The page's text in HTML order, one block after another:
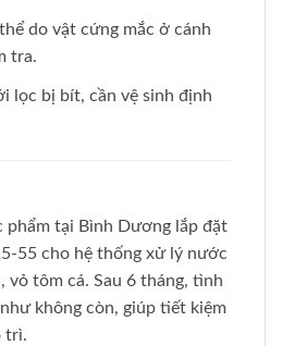
do vật cứng mắc ở cánh
tra.
lọc bị bít, cần vệ sinh định
phẩm tại Bình Dương lắp đặt
55 cho hệ thống xử lý nước
vỏ tôm cá. Sau 6 tháng, tình
không còn, giúp tiết kiệm
trì.